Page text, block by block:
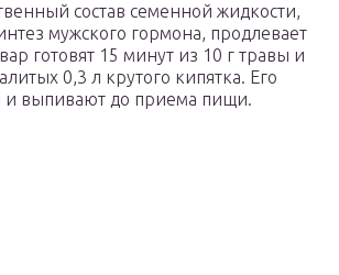
состав семенной жидкости,
мужского гормона, продлевает
готовят 15 минут из 10 г травы и
0,3 л крутого кипятка. Его
и выпивают до приема пищи.